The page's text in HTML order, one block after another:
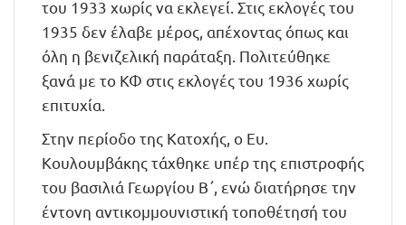
του 1933 χωρίς να εκλεγεί. Στις εκλογές του
1935 δεν έλαβε μέρος, απέχοντας όπως και
όλη η βενιζελική παράταξη. Πολιτεύθηκε
ξανά με το ΚΦ στις εκλογές του 1936 χωρίς
επιτυχία.
Στην περίοδο της Κατοχής, ο Ευ.
Κουλουμβάκης τάχθηκε υπέρ της επιστροφής
του βασιλιά Γεωργίου Β΄, ενώ διατήρησε την
έντονη αντικομμουνιστική τοποθέτησή του